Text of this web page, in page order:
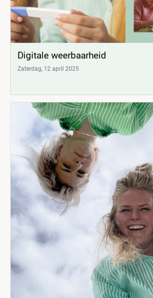
Digitale weerbaarheid
Zaterdag, 12 april 2025